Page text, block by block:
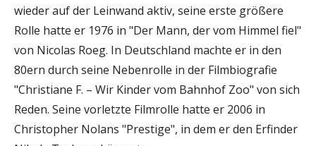
wieder auf der Leinwand aktiv, seine erste größere
Rolle hatte er 1976 in "Der Mann, der vom Himmel fiel"
von Nicolas Roeg. In Deutschland machte er in den
80ern durch seine Nebenrolle in der Filmbiografie
"Christiane F. – Wir Kinder vom Bahnhof Zoo" von sich
Reden. Seine vorletzte Filmrolle hatte er 2006 in
Christopher Nolans "Prestige", in dem er den Erfinder